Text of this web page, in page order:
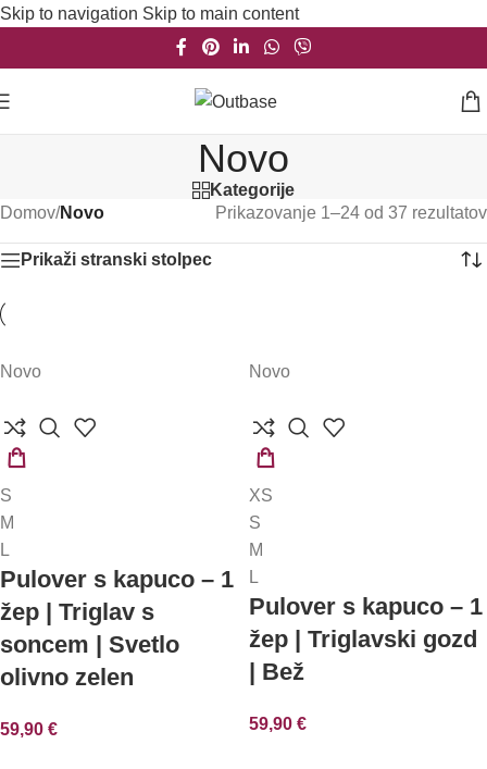
Skip to navigation Skip to main content
Novo
Kategorije
Domov/Novo Prikazovanje 1–24 od 37 rezultatov
Prikaži stranski stolpec
Novo
MOŽNOSTI
S
M
L
Pulover s kapuco – 1
žep | Triglav s
soncem | Svetlo
olivno zelen
59,90 €
Novo
MOŽNOSTI
XS
S
M
L
Pulover s kapuco – 1
žep | Triglavski gozd
| Bež
59,90 €